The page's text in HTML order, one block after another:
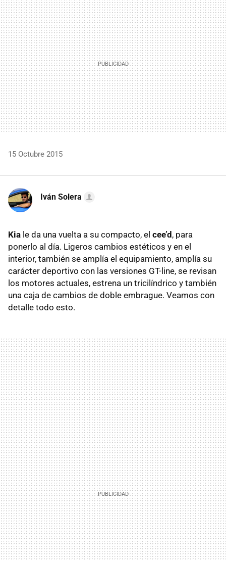
MAIL
15 Octubre 2015
Iván Solera
Kia le da una vuelta a su compacto, el cee’d, para
ponerlo al día. Ligeros cambios estéticos y en el
interior, también se amplía el equipamiento, amplía su
carácter deportivo con las versiones GT-line, se revisan
los motores actuales, estrena un tricilíndrico y también
una caja de cambios de doble embrague. Veamos con
detalle todo esto.